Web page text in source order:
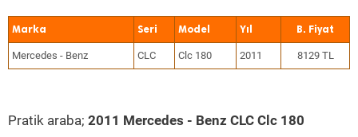
Marka Seri Model Yıl
Mercedes - Benz CLC Clc 180 2011 8129 TL
Pratik araba; 2011 Mercedes - Benz CLC Clc 180